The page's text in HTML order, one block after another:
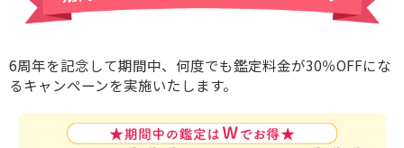
6周年を記念して期間中、何度でも鑑定料金が30％OFFにな
るキャンペーンを実施いたします。